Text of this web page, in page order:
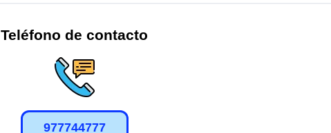
Teléfono de contacto
977744777